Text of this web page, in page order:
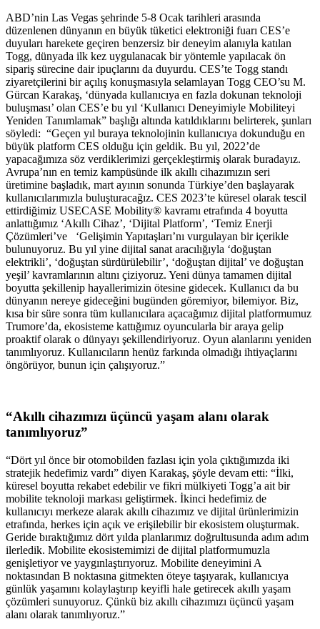
ABD’nin Las Vegas şehrinde 5-8 Ocak tarihleri arasında
düzenlenen dünyanın en büyük tüketici elektroniği fuarı CES’e
duyuları harekete geçiren benzersiz bir deneyim alanıyla katılan
Togg, dünyada ilk kez uygulanacak bir yöntemle yapılacak ön
sipariş sürecine dair ipuçlarını da duyurdu. CES’te Togg standı
ziyaretçilerini bir açılış konuşmasıyla selamlayan Togg CEO’su M.
Gürcan Karakaş, ‘dünyada kullanıcıya en fazla dokunan teknoloji
buluşması’ olan CES’e bu yıl ‘Kullanıcı Deneyimiyle Mobiliteyi
Yeniden Tanımlamak” başlığı altında katıldıklarını belirterek, şunları
söyledi: “Geçen yıl buraya teknolojinin kullanıcıya dokunduğu en
büyük platform CES olduğu için geldik. Bu yıl, 2022’de
yapacağımıza söz verdiklerimizi gerçekleştirmiş olarak buradayız.
Avrupa’nın en temiz kampüsünde ilk akıllı cihazımızın seri
üretimine başladık, mart ayının sonunda Türkiye’den başlayarak
kullanıcılarımızla buluşturacağız. CES 2023’te küresel olarak tescil
ettirdiğimiz USECASE Mobility®️ kavramı etrafında 4 boyutta
anlattığımız ‘Akıllı Cihaz’, ‘Dijital Platform’, ‘Temiz Enerji
Çözümleri’ve ‘Gelişimin Yapıtaşları’nı vurgulayan bir içerikle
bulunuyoruz. Bu yıl yine dijital sanat aracılığıyla ‘doğuştan
elektrikli’, ‘doğuştan sürdürülebilir’, ‘doğuştan dijital’ ve doğuştan
yeşil’ kavramlarının altını çiziyoruz. Yeni dünya tamamen dijital
boyutta şekillenip hayallerimizin ötesine gidecek. Kullanıcı da bu
dünyanın nereye gideceğini bugünden göremiyor, bilemiyor. Biz,
kısa bir süre sonra tüm kullanıcılara açacağımız dijital platformumuz
Trumore’da, ekosisteme kattığımız oyuncularla bir araya gelip
proaktif olarak o dünyayı şekillendiriyoruz. Oyun alanlarını yeniden
tanımlıyoruz. Kullanıcıların henüz farkında olmadığı ihtiyaçlarını
öngörüyor, bunun için çalışıyoruz.”
“Akıllı cihazımızı üçüncü yaşam alanı olarak
tanımlıyoruz”
“Dört yıl önce bir otomobilden fazlası için yola çıktığımızda iki
stratejik hedefimiz vardı” diyen Karakaş, şöyle devam etti: “İlki,
küresel boyutta rekabet edebilir ve fikri mülkiyeti Togg’a ait bir
mobilite teknoloji markası geliştirmek. İkinci hedefimiz de
kullanıcıyı merkeze alarak akıllı cihazımız ve dijital ürünlerimizin
etrafında, herkes için açık ve erişilebilir bir ekosistem oluşturmak.
Geride bıraktığımız dört yılda planlarımız doğrultusunda adım adım
ilerledik. Mobilite ekosistemimizi de dijital platformumuzla
genişletiyor ve yaygınlaştırıyoruz. Mobilite deneyimini A
noktasından B noktasına gitmekten öteye taşıyarak, kullanıcıya
günlük yaşamını kolaylaştırıp keyifli hale getirecek akıllı yaşam
çözümleri sunuyoruz. Çünkü biz akıllı cihazımızı üçüncü yaşam
alanı olarak tanımlıyoruz.”